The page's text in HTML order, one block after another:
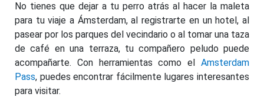
No tienes que dejar a tu perro atrás al hacer la maleta
para tu viaje a Ámsterdam, al registrarte en un hotel, al
pasear por los parques del vecindario o al tomar una taza
de café en una terraza, tu compañero peludo puede
acompañarte. Con herramientas como el Amsterdam
Pass, puedes encontrar fácilmente lugares interesantes
para visitar.